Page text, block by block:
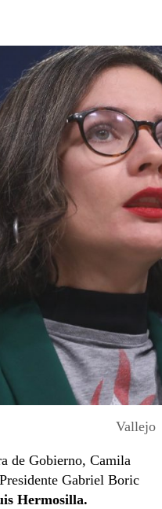
Vallejo
de Gobierno, Camila
Gabriel Boric
Hermosilla.